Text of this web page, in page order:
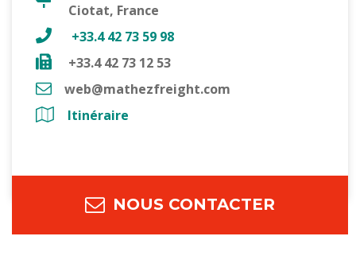
Ciotat, France
+33.4 42 73 59 98
+33.4 42 73 12 53
web@mathezfreight.com
Itinéraire
NOUS CONTACTER